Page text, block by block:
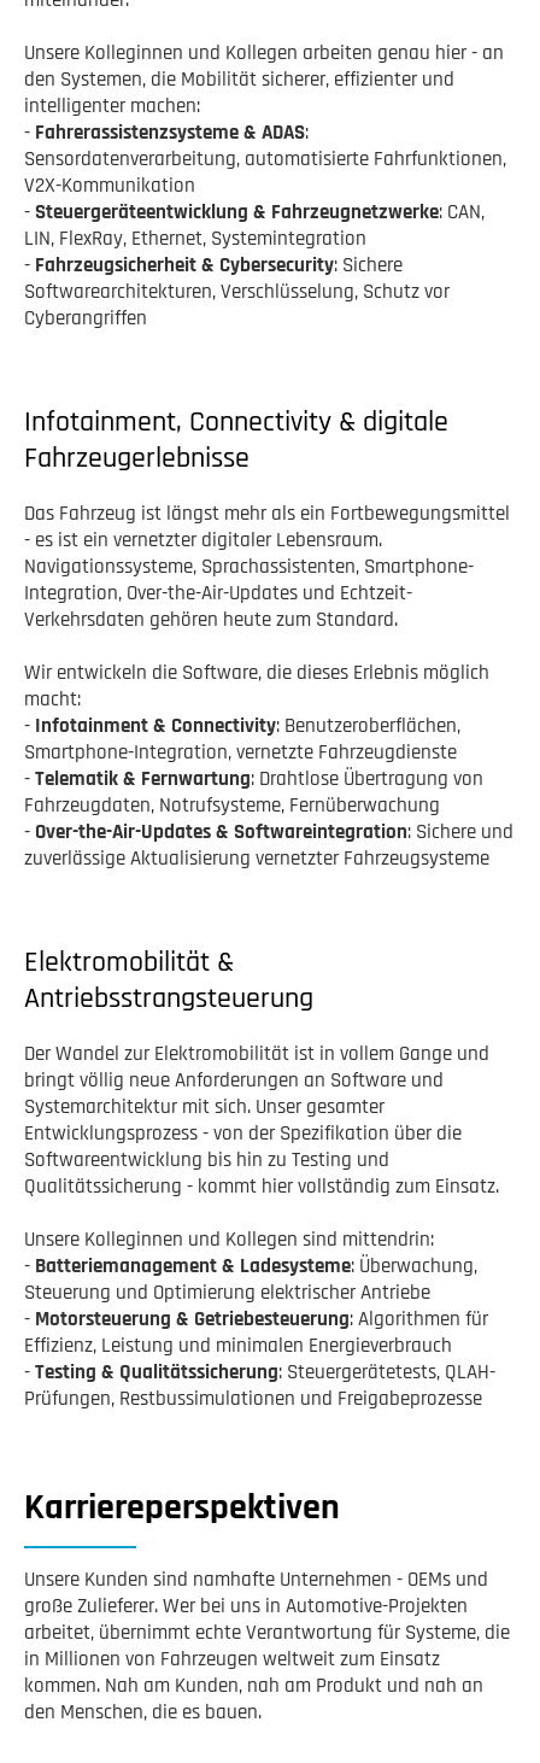
Unsere Kolleginnen und Kollegen arbeiten genau hier - an
den Systemen, die Mobilität sicherer, effizienter und
intelligenter machen:
- Fahrerassistenzsysteme & ADAS:
Sensordatenverarbeitung, automatisierte Fahrfunktionen,
V2X-Kommunikation
-Steuergeräteentwicklung & Fahrzeugnetzwerke: CAN,
LIN, FlexRay, Ethernet, Systemintegration
- Fahrzeugsicherheit & Cybersecurity: Sichere
Softwarearchitekturen, Verschlüsselung, Schutz vor
Cyberangriffen
Infotainment, Connectivity & digitale
Fahrzeugerlebnisse
Das Fahrzeug ist längst mehr als ein Fortbewegungsmittel
- es ist ein vernetzter digitaler Lebensraum.
Navigationssysteme, Sprachassistenten, Smartphone-
Integration, Over-the-Air-Updates und Echtzeit-
Verkehrsdaten gehören heute zum Standard.
Wir entwickeln die Software, die dieses Erlebnis möglich
macht:
- Infotainment & Connectivity: Benutzeroberflächen,
Smartphone-Integration, vernetzte Fahrzeugdienste
-Telematik & Fernwartung: Drahtlose Übertragung von
Fahrzeugdaten, Notrufsysteme, Fernüberwachung
- Over-the-Air-Updates & Softwareintegration: Sichere und
zuverlässige Aktualisierung vernetzter Fahrzeugsysteme
Elektromobilität &
Antriebsstrangsteuerung
Der Wandel zur Elektromobilität ist in vollem Gange und
bringt völlig neue Anforderungen an Software und
Systemarchitektur mit sich. Unser gesamter
Entwicklungsprozess - von der Spezifikation über die
Softwareentwicklung bis hin zu Testing und
Qualitätssicherung - kommt hier vollständig zum Einsatz.
Unsere Kolleginnen und Kollegen sind mittendrin:
- Batteriemanagement & Ladesysteme: Überwachung,
Steuerung und Optimierung elektrischer Antriebe
- Motorsteuerung & Getriebesteuerung: Algorithmen für
Effizienz, Leistung und minimalen Energieverbrauch
-Testing & Qualitätssicherung: Steuergerätetests, QLAH-
Prüfungen, Restbussimulationen und Freigabeprozesse
Karriereperspektiven
Unsere Kunden sind namhafte Unternehmen - OEMs und
große Zulieferer. Wer bei uns in Automotive-Projekten
arbeitet, übernimmt echte Verantwortung für Systeme, die
in Millionen von Fahrzeugen weltweit zum Einsatz
kommen. Nah am Kunden, nah am Produkt und nah an
den Menschen, die es bauen.